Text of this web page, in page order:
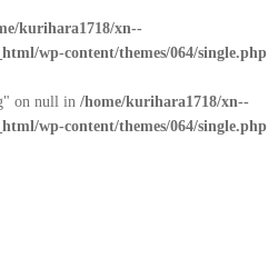
kurihara1718/xn--
wp-content/themes/064/single.php
on null in/home/kurihara1718/xn--
wp-content/themes/064/single.php